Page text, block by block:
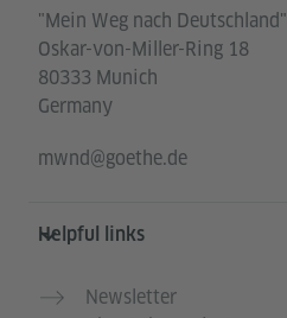
"Mein Weg nach Deutschland"
Oskar-von-Miller-Ring 18
80333 Munich
Germany
mwnd@goethe.de
Helpful links
Newsletter